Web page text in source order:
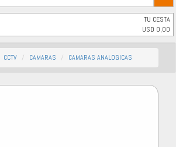
TU CESTA
USD 0,00
CCTV CAMARAS CAMARAS ANALOGICAS